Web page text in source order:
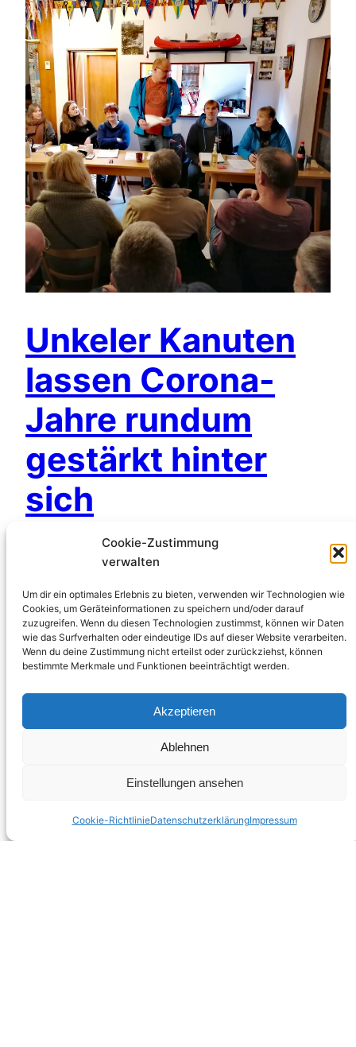
Cookie-Zustimmung
verwalten
Um dir ein optimales Erlebnis zu bieten, verwenden wir Technologien wie
Cookies, um Geräteinformationen zu speichern und/oder darauf
zuzugreifen. Wenn du diesen Technologien zustimmst, können wir Daten
wie das Surfverhalten oder eindeutige IDs auf dieser Website verarbeiten.
Wenn du deine Zustimmung nicht erteilst oder zurückziehst, können
bestimmte Merkmale und Funktionen beeinträchtigt werden.
Akzeptieren
Ablehnen
Einstellungen ansehen
Cookie-RichtlinieDatenschutzerklärungImpressum
Unkeler Kanuten
lassen Corona-
Jahre rundum
gestärkt hinter
sich
Unkel: Am letzten Freitag im Januar kamen die
im in den letzten Jahren frisch renovierten
Vereinsheim am Rheinbüchel zu ihrer
Jahreshauptversammlung zusam­men. Auf der
Tagesordnung des Treffens standen neben den
drei Vorstandsposten. Der Vorsitzende Harald…
Hallo Welt!